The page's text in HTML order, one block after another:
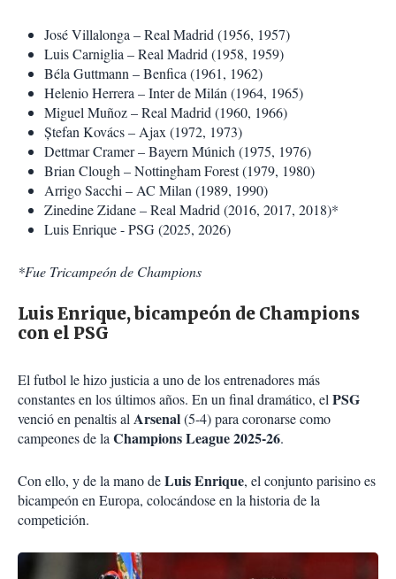
José Villalonga – Real Madrid (1956, 1957)
Luis Carniglia – Real Madrid (1958, 1959)
Béla Guttmann – Benfica (1961, 1962)
Helenio Herrera – Inter de Milán (1964, 1965)
Miguel Muñoz – Real Madrid (1960, 1966)
Ștefan Kovács – Ajax (1972, 1973)
Dettmar Cramer – Bayern Múnich (1975, 1976)
Brian Clough – Nottingham Forest (1979, 1980)
Arrigo Sacchi – AC Milan (1989, 1990)
Zinedine Zidane – Real Madrid (2016, 2017, 2018)*
Luis Enrique - PSG (2025, 2026)
*Fue Tricampeón de Champions
Luis Enrique, bicampeón de Champions
con el PSG
El futbol le hizo justicia a uno de los entrenadores más
constantes en los últimos años. En un final dramático, el PSG
venció en penaltis al Arsenal(5-4) para coronarse como
campeones de la Champions League 2025-26.
Con ello, y de la mano deLuis Enrique, el conjunto parisino es
bicampeón en Europa, colocándose en la historia de la
competición.